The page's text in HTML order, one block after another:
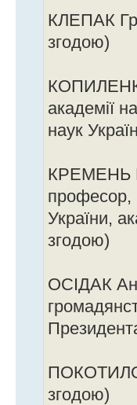
КЛЕПАК
згодою)
академії
наук
КРЕМЕНЬ
професор,
України,
згодою)
ОСІДАК
ПОКОТИЛО
згодою)